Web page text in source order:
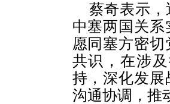
蔡奇表示
中塞两国关
愿同塞方密
共识，在涉
持，深化发
沟通协调，推